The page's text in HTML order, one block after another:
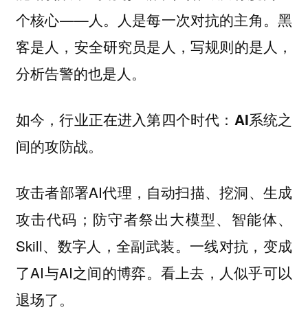
个核心——人。人是每一次对抗的主角。黑
客是人，安全研究员是人，写规则的是人，
分析告警的也是人。
如今，行业正在进入第四个时代：AI系统之
间的攻防战。
攻击者部署AI代理，自动扫描、挖洞、生成
攻击代码；防守者祭出大模型、智能体、
Skill、数字人，全副武装。一线对抗，变成
了AI与AI之间的博弈。看上去，人似乎可以
退场了。